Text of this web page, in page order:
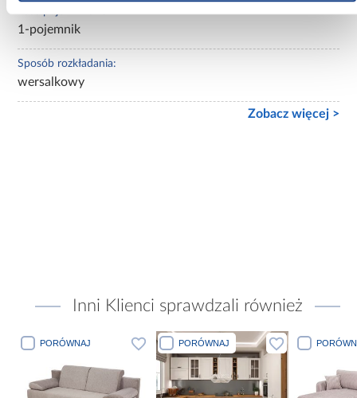
1-pojemnik
Sposób rozkładania:
wersalkowy
Zobacz więcej >
Inni Klienci sprawdzali również
PORÓWNAJ PORÓWNAJ